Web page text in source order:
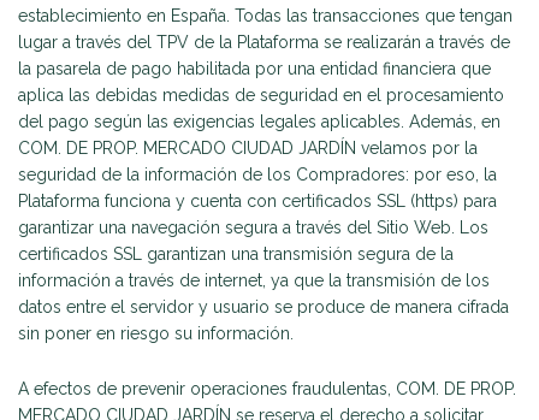
establecimiento en España. Todas las transacciones que tengan
lugar a través del TPV de la Plataforma se realizarán a través de
la pasarela de pago habilitada por una entidad financiera que
aplica las debidas medidas de seguridad en el procesamiento
del pago según las exigencias legales aplicables. Además, en
COM. DE PROP. MERCADO CIUDAD JARDÍN velamos por la
seguridad de la información de los Compradores: por eso, la
Plataforma funciona y cuenta con certificados SSL (https) para
garantizar una navegación segura a través del Sitio Web. Los
certificados SSL garantizan una transmisión segura de la
información a través de internet, ya que la transmisión de los
datos entre el servidor y usuario se produce de manera cifrada
sin poner en riesgo su información.
A efectos de prevenir operaciones fraudulentas, COM. DE PROP.
MERCADO CIUDAD JARDÍN se reserva el derecho a solicitar